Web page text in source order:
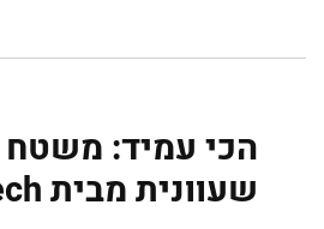
הכי עמיד:
שעוונית מבית BabyTech